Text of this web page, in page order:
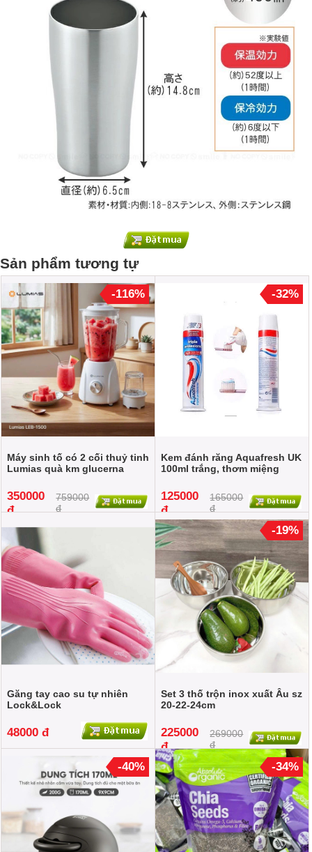
Sản phẩm tương tự
Máy sinh tố có 2 cối thuỷ tinh
Lumias quà km glucerna
350000
đ
759000
đ
-116%
Kem đánh răng Aquafresh UK
100ml trắng, thơm miệng
125000
đ
165000
đ
-32%
Găng tay cao su tự nhiên
Lock&Lock
48000 đ
Set 3 thố trộn inox xuất Âu sz
20-22-24cm
225000
đ
269000
đ
-19%
-40% -34%